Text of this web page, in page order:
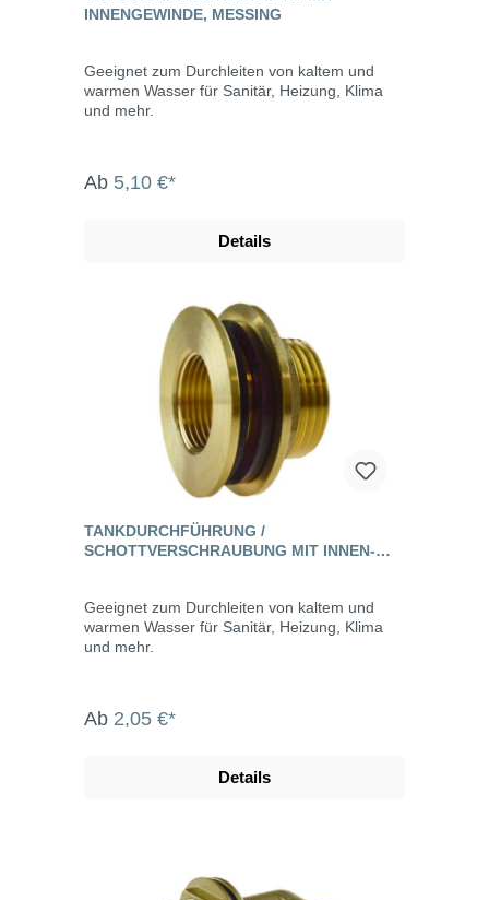
INNENGEWINDE, MESSING
Geeignet zum Durchleiten von kaltem und
warmen Wasser für Sanitär, Heizung, Klima
und mehr.
Ab 5,10 €*
Details
TANKDURCHFÜHRUNG /
SCHOTTVERSCHRAUBUNG MIT INNEN-
Geeignet zum Durchleiten von kaltem und
warmen Wasser für Sanitär, Heizung, Klima
und mehr.
Ab 2,05 €*
Details